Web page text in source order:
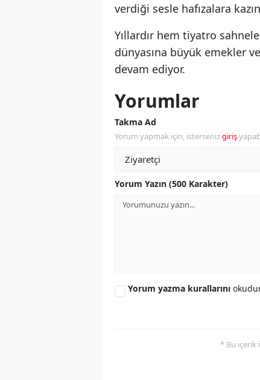
verdiği sesle hafızalara
Yıllardır hem tiyatro
dünyasına büyük emekler
devam ediyor.
Yorumlar
Takma Ad
Yorum yapmak için, istersenizgiriş
Yorum Yazın (500 Karakter)
Yorum yazma kurallarını
* Bu içerik